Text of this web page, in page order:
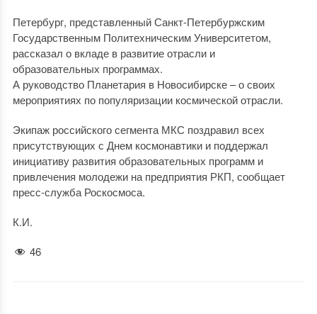
Петербург, представленный Санкт-Петербуржским
Государственным Политехническим Университетом,
рассказал о вкладе в развитие отрасли и
образовательных программах.
А руководство Планетария в Новосибирске – о своих
мероприятиях по популяризации космической отрасли.
Экипаж российского сегмента МКС поздравил всех
присутствующих с Днем космонавтики и поддержал
инициативу развития образовательных программ и
привлечения молодежи на предприятия РКП, сообщает
пресс-служба Роскосмоса.
К.И.
46